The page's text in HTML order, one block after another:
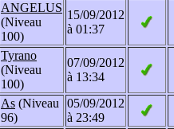
ANGELUS
(Niveau
100)
15/09/2012
à 01:37
Tyrano
(Niveau
100)
07/09/2012
à 13:34
As (Niveau
96)
05/09/2012
à 23:49